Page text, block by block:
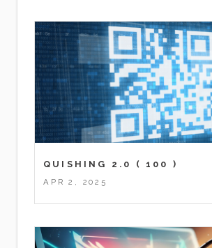
QUISHING 2.0 ( 100 )
APR 2, 2025